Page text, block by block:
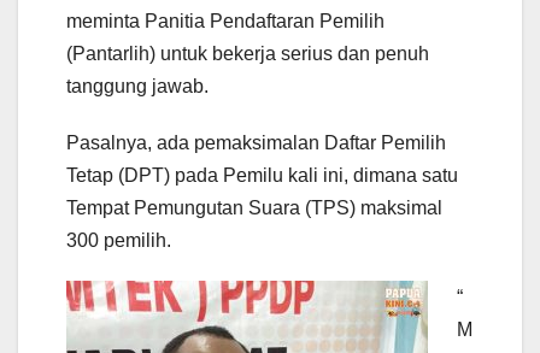
meminta Panitia Pendaftaran Pemilih
(Pantarlih) untuk bekerja serius dan penuh
tanggung jawab.
Pasalnya, ada pemaksimalan Daftar Pemilih
Tetap (DPT) pada Pemilu kali ini, dimana satu
Tempat Pemungutan Suara (TPS) maksimal
300 pemilih.
“
M